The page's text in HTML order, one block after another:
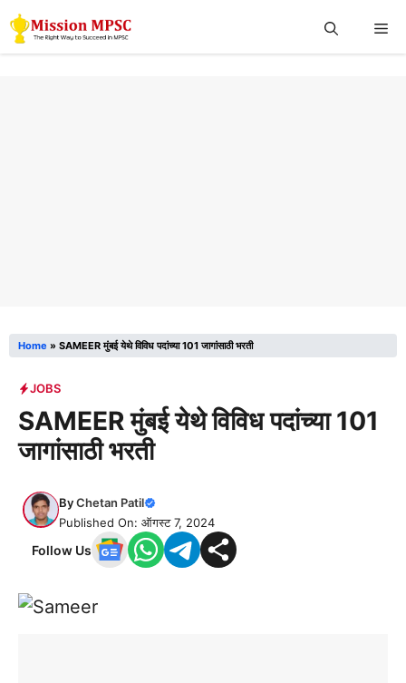
Skip
to
Home » SAMEER मुंबई येथे विविध पदांच्या 101 जागांसाठी भरती
JOBS
SAMEER मुंबई येथे विविध पदांच्या 101
जागांसाठी भरती
ByChetan Patil
Published On: ऑगस्ट 7, 2024
Follow Us